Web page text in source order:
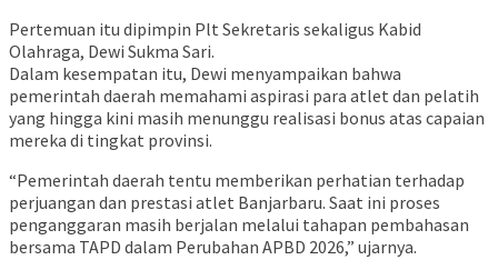
Pertemuan itu dipimpin Plt Sekretaris sekaligus Kabid
Olahraga, Dewi Sukma Sari.
Dalam kesempatan itu, Dewi menyampaikan bahwa
pemerintah daerah memahami aspirasi para atlet dan pelatih
yang hingga kini masih menunggu realisasi bonus atas capaian
mereka di tingkat provinsi.
“Pemerintah daerah tentu memberikan perhatian terhadap
perjuangan dan prestasi atlet Banjarbaru. Saat ini proses
penganggaran masih berjalan melalui tahapan pembahasan
bersama TAPD dalam Perubahan APBD 2026,” ujarnya.